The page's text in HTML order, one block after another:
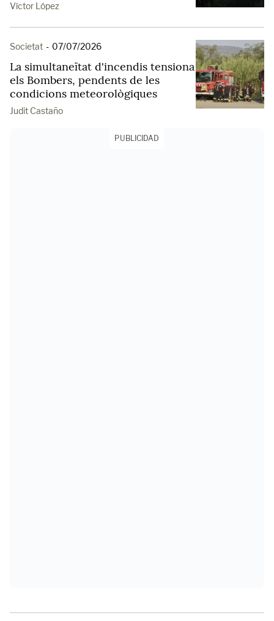
Víctor López
Societat - 07/07/2026
La simultaneïtat d'incendis tensiona
els Bombers, pendents de les
condicions meteorològiques
Judit Castaño
PUBLICIDAD